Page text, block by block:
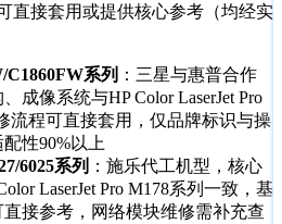
直接套用或提供核心参考（均经实
C1860FW系列 ：三星与惠普合作
成像系统与HP Color LaserJet Pro
流程可直接套用，仅品牌标识与操
性90%以上
6025系列 ：施乐代工机型，核心
LaserJet Pro M178系列一致，基
接参考，网络模块维修需补充查